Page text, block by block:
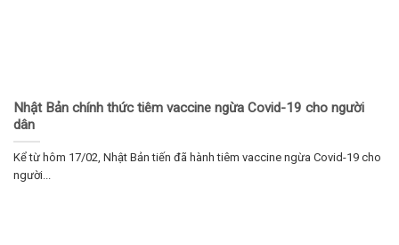
Nhật Bản chính thức tiêm vaccine ngừa Covid-19 cho người
dân
Kể từ hôm 17/02, Nhật Bản tiến đã hành tiêm vaccine ngừa Covid-19 cho
người...